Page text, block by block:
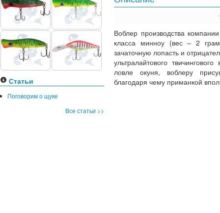
Статьи
Поговорим о щуке
Все статьи >>
Воблер производства
класса минноу (вес – 2
зачаточную лопасть и
ультралайтового
ловле окуня, воблеру
благодаря чему приманкой